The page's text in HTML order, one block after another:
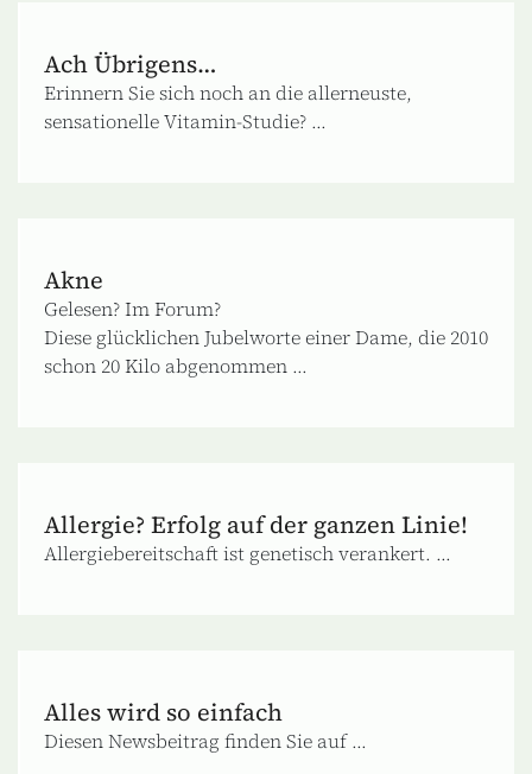
Ach Übrigens…
Erinnern Sie sich noch an die allerneuste,
sensationelle Vitamin-Studie? ...
Akne
Gelesen? Im Forum?
Diese glücklichen Jubelworte einer Dame, die 2010
schon 20 Kilo abgenommen ...
Allergie? Erfolg auf der ganzen Linie!
Allergiebereitschaft ist genetisch verankert. ...
Alles wird so einfach
Diesen Newsbeitrag finden Sie auf ...